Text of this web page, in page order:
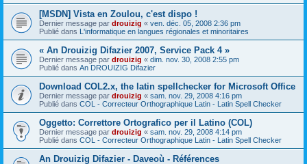
[MSDN] Vista en Zoulou, c'est dispo !
Dernier message par drouizig « ven. déc. 05, 2008 2:36 pm
Publié dans L'informatique en langues régionales et minoritaires
« An Drouizig Difazier 2007, Service Pack 4 »
Dernier message par drouizig « dim. nov. 30, 2008 2:55 pm
Publié dans An DROUIZIG Difazier
Download COL2.x, the latin spellchecker for Microsoft Office
Dernier message par drouizig « sam. nov. 29, 2008 4:16 pm
Publié dans COL - Correcteur Orthographique Latin - Latin Spell Checker
Oggetto: Correttore Ortografico per il Latino (COL)
Dernier message par drouizig « sam. nov. 29, 2008 4:14 pm
Publié dans COL - Correcteur Orthographique Latin - Latin Spell Checker
An Drouizig Difazier - Daveoù - Références